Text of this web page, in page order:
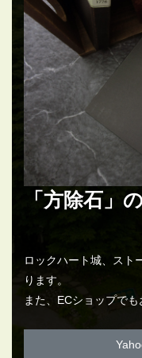
「方除石」
ロックハート城、スト
ります。
また、ECショップで